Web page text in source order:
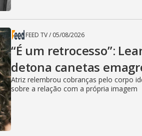
FEED TV/ 05/08/2026
“É um retrocesso”:
detona canetas
Atriz relembrou cobranças pelo corpo
sobre a relação com a própria imagem